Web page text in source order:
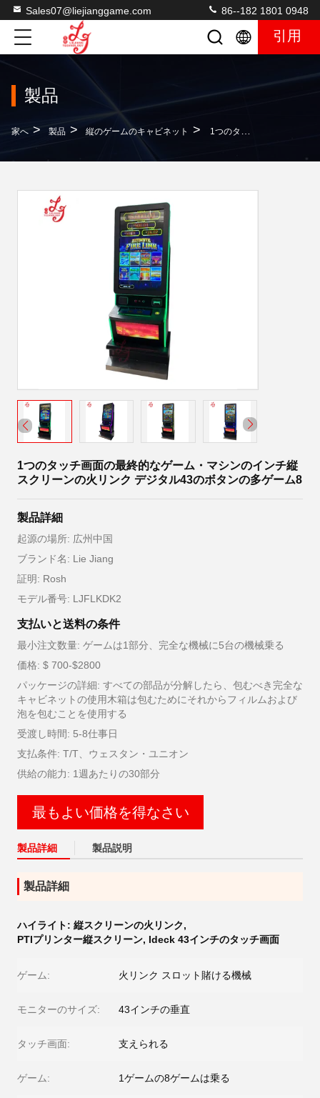
Sales07@liejianggame.com 86--182 1801 0948
引用
製品
家へ > 製品 > 縦のゲームのキャビネット > 1つのタッチ画面の最終的なゲーム・マシンのインチ縦スクリーンの火リンク デジタル43のボタンの多ゲーム8
1つのタッチ画面の最終的なゲーム・マシンのインチ縦
スクリーンの火リンク デジタル43のボタンの多ゲーム8
製品詳細
起源の場所: 広州中国
ブランド名: Lie Jiang
証明: Rosh
モデル番号: LJFLKDK2
支払いと送料の条件
最小注文数量: ゲームは1部分、完全な機械に5台の機械乗る
価格: $ 700-$2800
パッケージの詳細: すべての部品が分解したら、包むべき完全な
キャビネットの使用木箱は包むためにそれからフィルムおよび
泡を包むことを使用する
受渡し時間: 5-8仕事日
支払条件: T/T、ウェスタン・ユニオン
供給の能力: 1週あたりの30部分
最もよい価格を得なさい
製品詳細 製品説明
製品詳細
ハイライト: 縦スクリーンの火リンク,
PTIプリンター縦スクリーン, Ideck 43インチのタッチ画面
ゲーム: 火リンク スロット賭ける機械
モニターのサイズ: 43インチの垂直
タッチ画面: 支えられる
ゲーム: 1ゲームの8ゲームは乗る